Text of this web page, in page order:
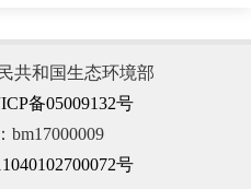
共和国生态环境部
备05009132号
bm17000009
号